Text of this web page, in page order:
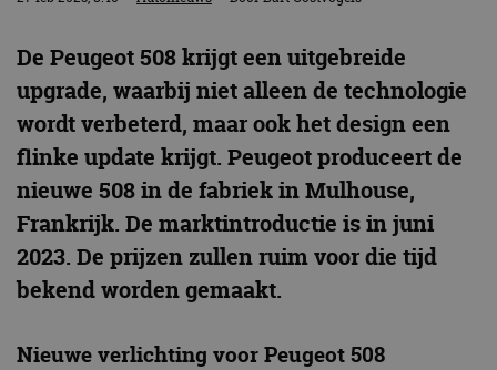
De Peugeot 508 krijgt een uitgebreide
upgrade, waarbij niet alleen de technologie
wordt verbeterd, maar ook het design een
flinke update krijgt. Peugeot produceert de
nieuwe 508 in de fabriek in Mulhouse,
Frankrijk. De marktintroductie is in juni
2023. De prijzen zullen ruim voor die tijd
bekend worden gemaakt.
Nieuwe verlichting voor Peugeot 508